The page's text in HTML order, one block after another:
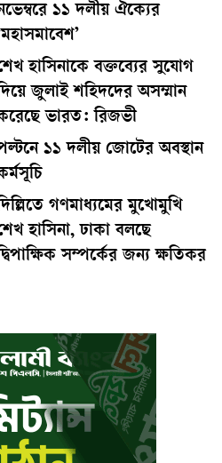
১১ দলীয় ঐক্যের
হাসিনাকে বক্তব্যের সুযোগ
জুলাই শহিদদের অসম্মান
ভারত: রিজভী
১১ দলীয় জোটের অবস্থান
গণমাধ্যমের মুখোমুখি
হাসিনা, ঢাকা বলছে
সম্পর্কের জন্য ক্ষতিকর